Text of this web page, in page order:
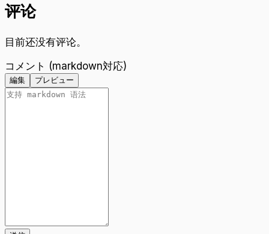
评论
目前还没有评论。
コメント (markdown対応)
編集 プレビュー